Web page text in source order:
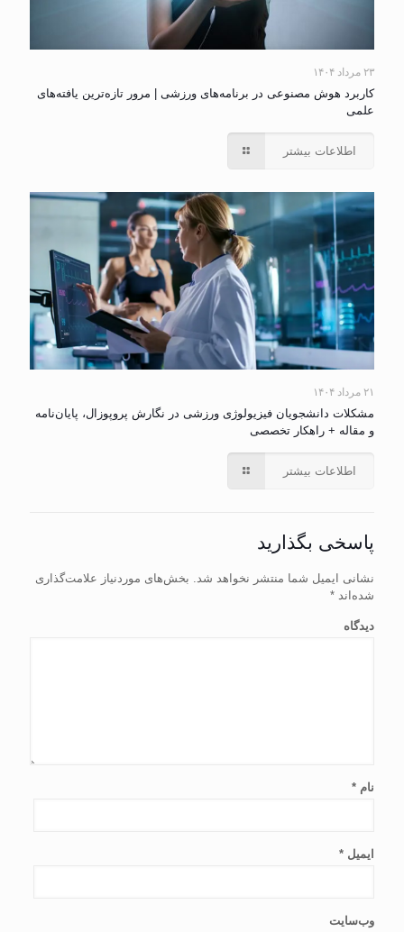
۲۳ مرداد ۱۴۰۴
کاربرد هوش مصنوعی در برنامه‌های ورزشی | مرور تازه‌ترین یافته‌های
علمی
اطلاعات بیشتر
۲۱ مرداد ۱۴۰۴
مشکلات دانشجویان فیزیولوژی ورزشی در نگارش پروپوزال، پایان‌نامه
و مقاله + راهکار تخصصی
اطلاعات بیشتر
پاسخی بگذارید
نشانی ایمیل شما منتشر نخواهد شد. بخش‌های موردنیاز علامت‌گذاری
شده‌اند *
دیدگاه
نام *
ایمیل *
وب‌سایت